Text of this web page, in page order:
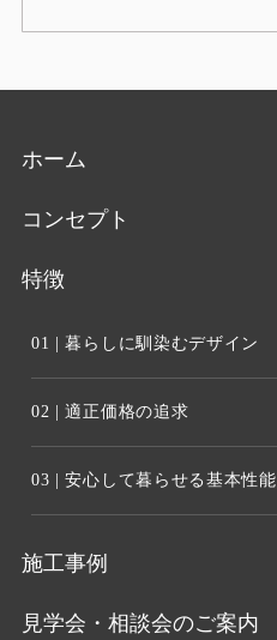
ホーム
コンセプト
特徴
01 | 暮らしに馴染むデザイン
02 | 適正価格の追求
03 | 安心して暮らせる基本性能
施工事例
見学会・相談会のご案内